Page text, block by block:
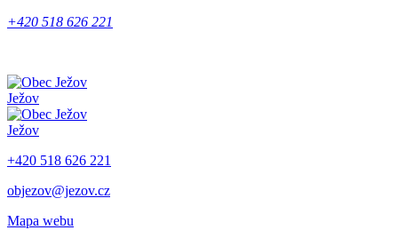
+420 518 626 221
Ježov
Ježov
+420 518 626 221
objezov@jezov.cz
Mapa webu